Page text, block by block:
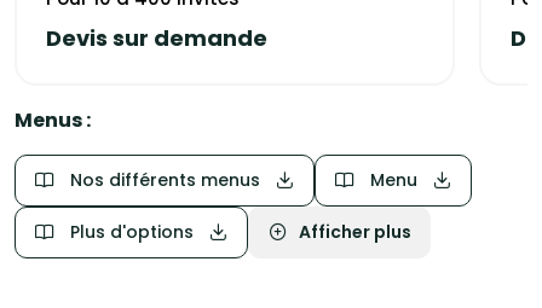
pour les formules du lendemains
- Une version végétarienne ou adaptée aux allergènes
> Les horaires supplémentaires et des modifications sont
possibles
> Les boissons ne sont pas incluses
Devis sur demande
Menus :
Nos différents menus Menu
Plus d'options Afficher plus